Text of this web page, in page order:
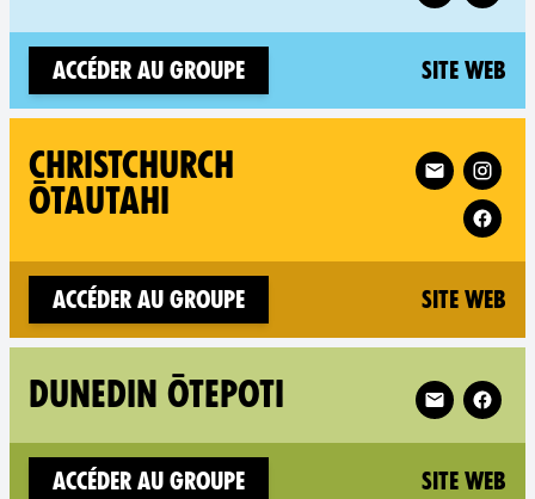
Accéder au groupe Site web
CHRISTCHURCH
ŌTAUTAHI
Follow XR
Accéder au groupe Site web
DUNEDIN ŌTEPOTI Follow XR
Accéder au groupe Site web